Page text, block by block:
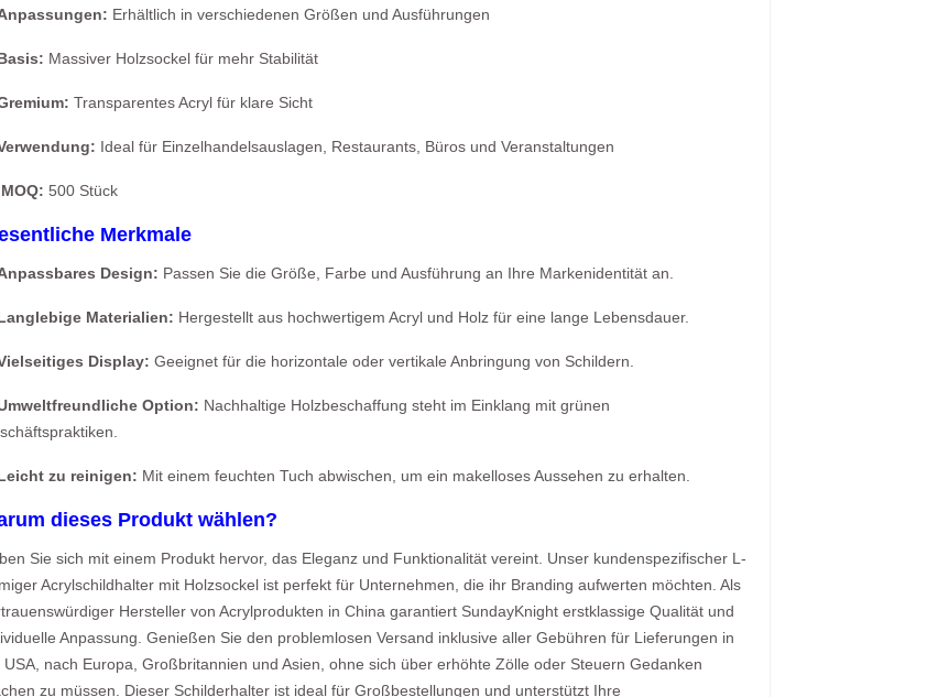
Erhältlich in verschiedenen Größen und Ausführungen
Massiver Holzsockel für mehr Stabilität
Transparentes Acryl für klare Sicht
Ideal für Einzelhandelsauslagen, Restaurants, Büros und Veranstaltungen
MOQ: 500 Stück
Merkmale
Design: Passen Sie die Größe, Farbe und Ausführung an Ihre Markenidentität an.
Materialien: Hergestellt aus hochwertigem Acryl und Holz für eine lange Lebensdauer.
Display: Geeignet für die horizontale oder vertikale Anbringung von Schildern.
Option: Nachhaltige Holzbeschaffung steht im Einklang mit grünen
zu reinigen: Mit einem feuchten Tuch abwischen, um ein makelloses Aussehen zu erhalten.
dieses Produkt wählen?
Sie sich mit einem Produkt hervor, das Eleganz und Funktionalität vereint. Unser kundenspezifischer L-
Acrylschildhalter mit Holzsockel ist perfekt für Unternehmen, die ihr Branding aufwerten möchten. Als
Hersteller von Acrylprodukten in China garantiert SundayKnight erstklassige Qualität und
Anpassung. Genießen Sie den problemlosen Versand inklusive aller Gebühren für Lieferungen in
USA, nach Europa, Großbritannien und Asien, ohne sich über erhöhte Zölle oder Steuern Gedanken
zu müssen. Dieser Schilderhalter ist ideal für Großbestellungen und unterstützt Ihre